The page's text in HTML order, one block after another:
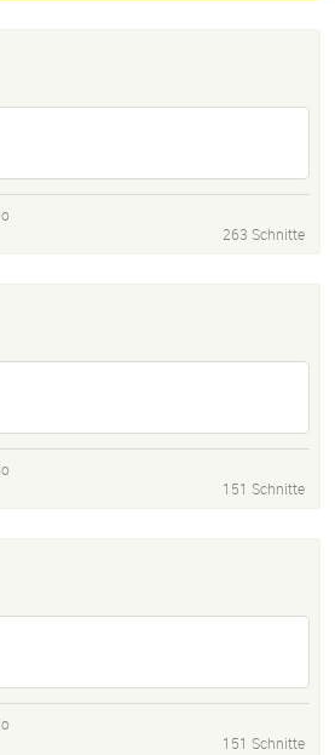
263 Schnitte
151 Schnitte
151 Schnitte